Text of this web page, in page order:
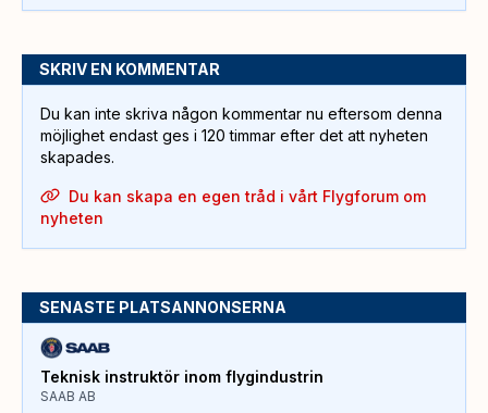
SKRIV EN KOMMENTAR
Du kan inte skriva någon kommentar nu eftersom denna
möjlighet endast ges i 120 timmar efter det att nyheten
skapades.
Du kan skapa en egen tråd i vårt Flygforum om
nyheten
SENASTE PLATSANNONSERNA
Teknisk instruktör inom flygindustrin
SAAB AB